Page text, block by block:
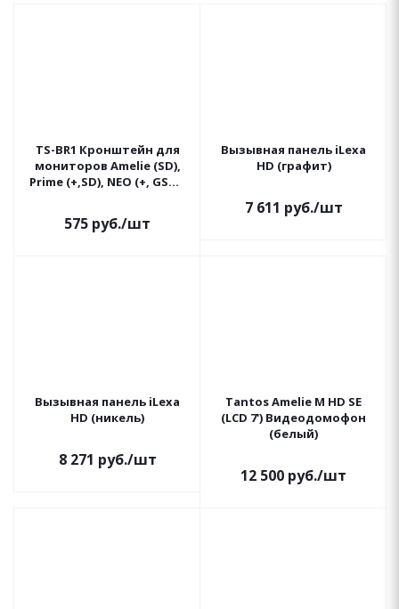
TS-BR1 Кронштейн для
мониторов Amelie (SD),
Prime (+,SD), NEO (+, GSM),
575 руб./шт
Вызывная панель iLexa
HD (графит)
7 611 руб./шт
Вызывная панель iLexa
HD (никель)
8 271 руб./шт
Tantos Amelie M HD SE
(LCD 7') Видеодомофон
(белый)
12 500 руб./шт